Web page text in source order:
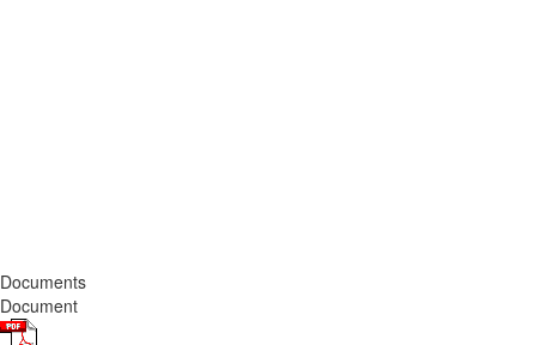
Documents
Document